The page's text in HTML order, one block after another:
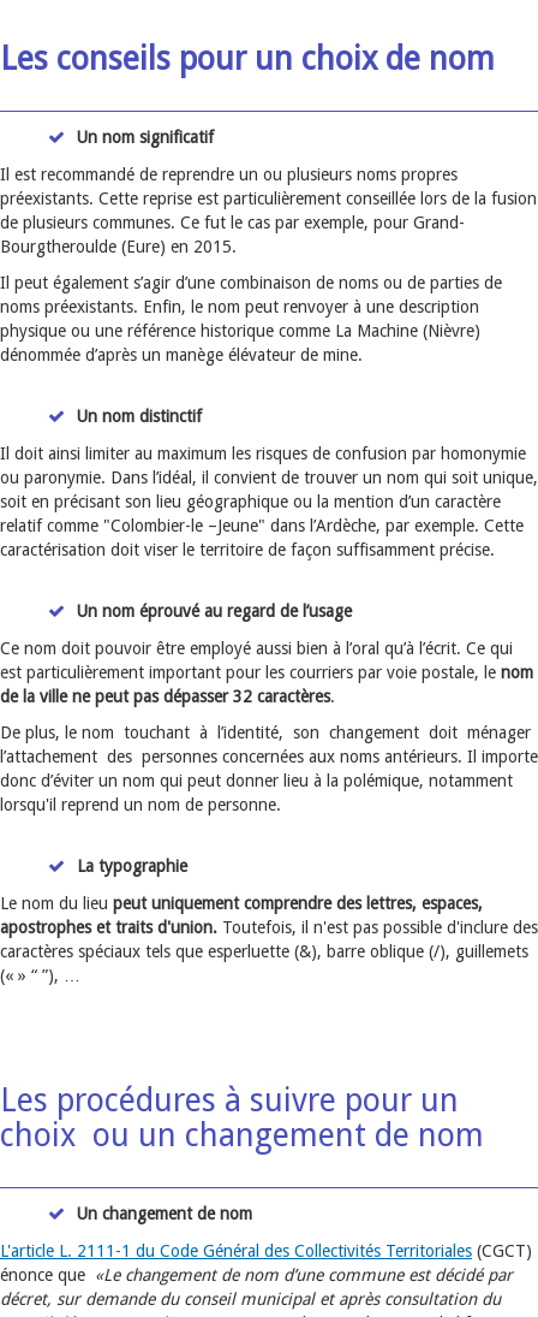
Les conseils pour un choix de nom
Un nom significatif
Il est recommandé de reprendre un ou plusieurs noms propres
préexistants. Cette reprise est particulièrement conseillée lors de la fusion
de plusieurs communes. Ce fut le cas par exemple, pour Grand-
Bourgtheroulde (Eure) en 2015.
Il peut également s’agir d’une combinaison de noms ou de parties de
noms préexistants. Enfin, le nom peut renvoyer à une description
physique ou une référence historique comme La Machine (Nièvre)
dénommée d’après un manège élévateur de mine.
Un nom distinctif
Il doit ainsi limiter au maximum les risques de confusion par homonymie
ou paronymie. Dans l’idéal, il convient de trouver un nom qui soit unique,
soit en précisant son lieu géographique ou la mention d’un caractère
relatif comme "Colombier-le –Jeune" dans l’Ardèche, par exemple. Cette
caractérisation doit viser le territoire de façon suffisamment précise.
Un nom éprouvé au regard de l’usage
Ce nom doit pouvoir être employé aussi bien à l’oral qu’à l’écrit. Ce qui
est particulièrement important pour les courriers par voie postale, le nom
de la ville ne peut pas dépasser 32 caractères.
De plus, le nom touchant à l’identité, son changement doit ménager
l’attachement des personnes concernées aux noms antérieurs. Il importe
donc d’éviter un nom qui peut donner lieu à la polémique, notamment
lorsqu'il reprend un nom de personne.
La typographie
Le nom du lieu peut uniquement comprendre des lettres, espaces,
apostrophes et traits d'union. Toutefois, il n'est pas possible d'inclure des
caractères spéciaux tels que esperluette (&), barre oblique (/), guillemets
(« » “ ”), …
Les procédures à suivre pour un
choix ou un changement de nom
Un changement de nom
L'article L. 2111-1 du Code Général des Collectivités Territoriales (CGCT)
énonce que «Le changement de nom d’une commune est décidé par
décret, sur demande du conseil municipal et après consultation du